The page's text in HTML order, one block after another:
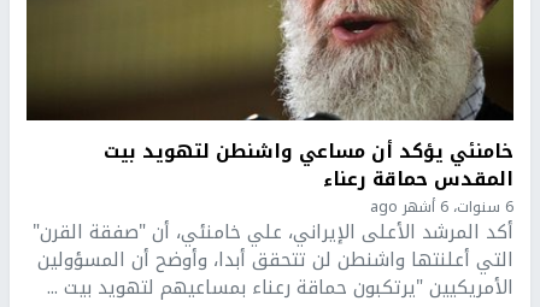
خامنئي يؤكد أن مساعي واشنطن لتهويد بيت
المقدس حماقة رعناء
6 سنوات، 6 أشهر ago
أكد المرشد الأعلى الإيراني، علي خامنئي، أن "صفقة القرن"
التي أعلنتها واشنطن لن تتحقق أبدا، وأوضح أن المسؤولين
الأمريكيين "يرتكبون حماقة رعناء بمساعيهم لتهويد بيت ...